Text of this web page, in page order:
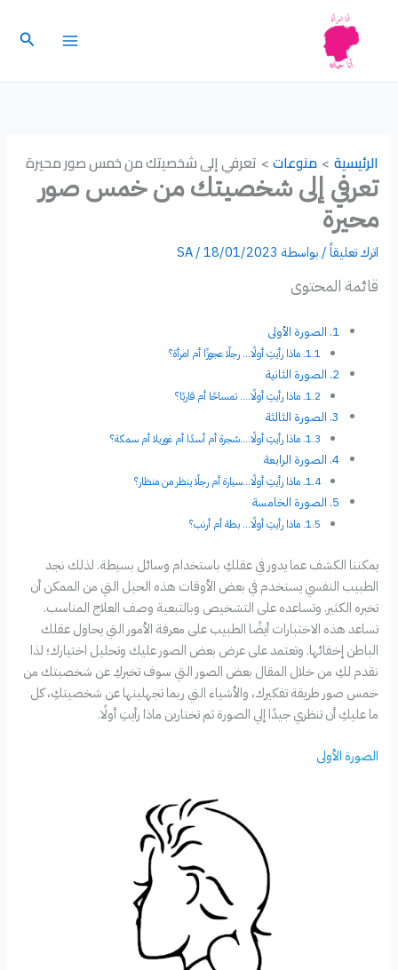
الرئيسية منوعات تعرفي إلى شخصيتك من خمس صور محيرة
تعرفي إلى شخصيتك من خمس صور
محيرة
اترك تعليقاً/ بواسطة SA/18/01/2023
قائمة المحتوى
الصورة الأولى
ماذا رأيتِ أولًا… رجلًا عجوزًا أم امرأة؟
الصورة الثانية
ماذا رأيتِ أولًا…. تمساحًا أم قاربًا؟
الصورة الثالثة
ماذا رأيتِ أولًا….شجرة أم أسدًا أم غوريلا أم سمكة؟
الصورة الرابعة
ماذا رأيتِ أولًا…سيارة أم رجلًا ينظر من منظار؟
الصورة الخامسة
ماذا رأيتِ أولًا… بطة أم أرنب؟
يمكننا الكشف عما يدور في عقلكِ باستخدام وسائل بسيطة. لذلك نجد
الطبيب النفسي يستخدم في بعض الأوقات هذه الحيل التي من الممكن أن
تخبره الكثير. وتساعده على التشخيص وبالتبعية وصف العلاج المناسب.
تساعد هذه الاختبارات أيضًا الطبيب على معرفة الأمور التي يحاول عقلك
الباطن إخفائها. وتعتمد على عرض بعض الصور عليك وتحليل اختيارك؛ لذا
نقدم لكِ من خلال المقال بعض الصور التي سوف تخبركِ عن شخصيتك من
خمس صور طريقة تفكيرك، والأشياء التي ربما تجهلينها عن شخصيتكِ، كل
ما عليكِ أن تنظري جيدًا إلي الصورة ثم تختارين ماذا رأيتِ أولًا.
الصورة الأولى